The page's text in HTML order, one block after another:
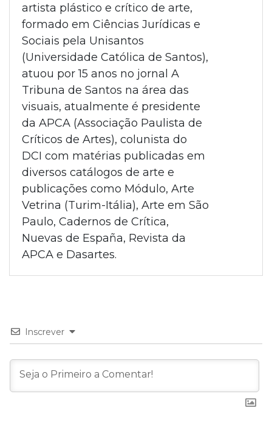
artista plástico e crítico de arte,
formado em Ciências Jurídicas e
Sociais pela Unisantos
(Universidade Católica de Santos),
atuou por 15 anos no jornal A
Tribuna de Santos na área das
visuais, atualmente é presidente
da APCA (Associação Paulista de
Críticos de Artes), colunista do
DCI com matérias publicadas em
diversos catálogos de arte e
publicações como Módulo, Arte
Vetrina (Turim-Itália), Arte em São
Paulo, Cadernos de Crítica,
Nuevas de España, Revista da
APCA e Dasartes.
Inscrever